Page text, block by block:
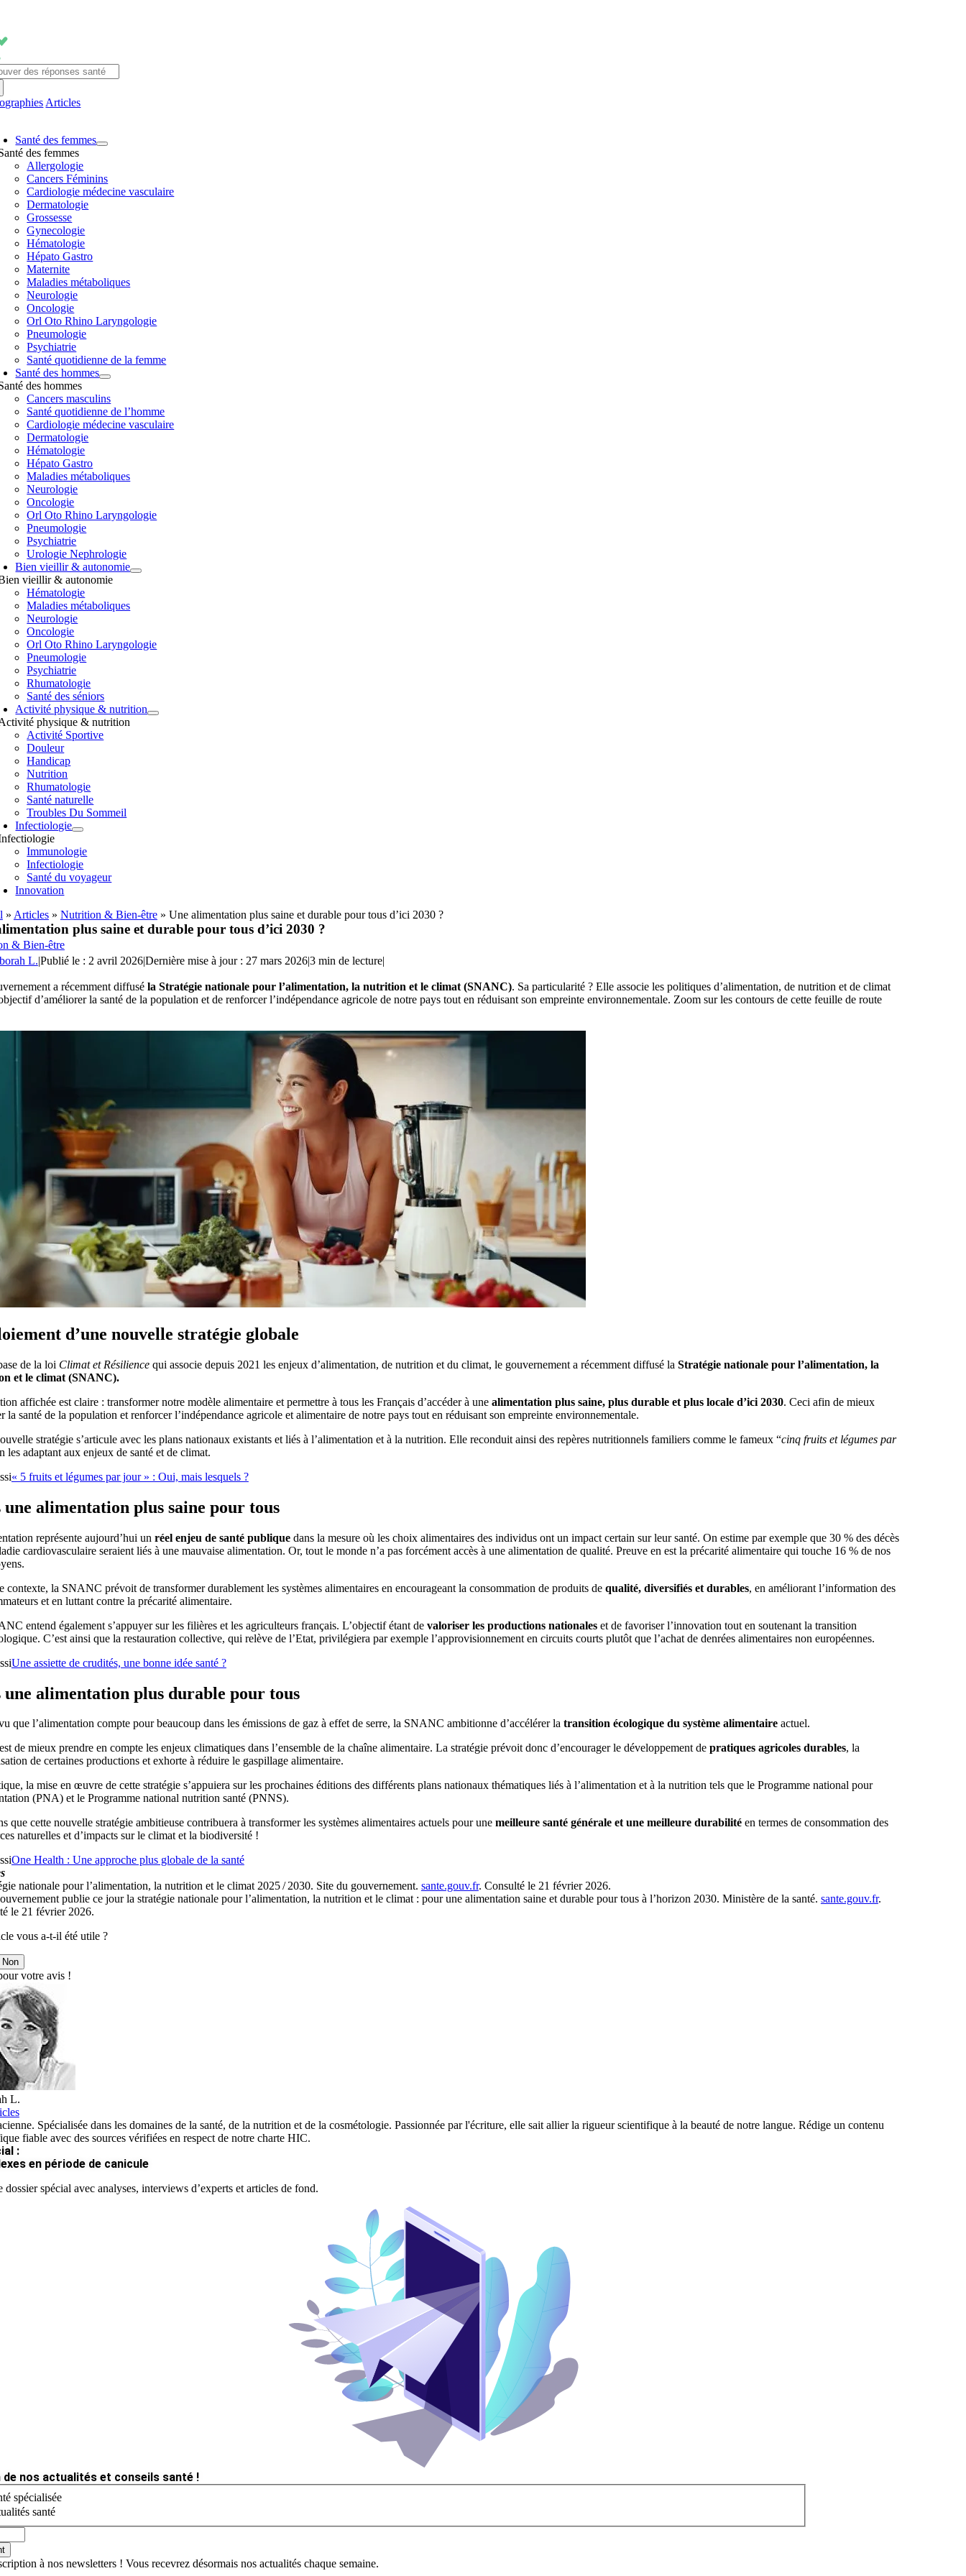
contenu
Articles
Santé des femmes
des femmes
Allergologie
Cancers Féminins
Cardiologie médecine vasculaire
Dermatologie
Grossesse
Gynecologie
Hématologie
Hépato Gastro
Maternite
Maladies métaboliques
Neurologie
Oncologie
Orl Oto Rhino Laryngologie
Pneumologie
Psychiatrie
Santé quotidienne de la femme
Santé des hommes
des hommes
Cancers masculins
Santé quotidienne de l’homme
Cardiologie médecine vasculaire
Dermatologie
Hématologie
Hépato Gastro
Maladies métaboliques
Neurologie
Oncologie
Orl Oto Rhino Laryngologie
Pneumologie
Psychiatrie
Urologie Nephrologie
Bien vieillir & autonomie
vieillir & autonomie
Hématologie
Maladies métaboliques
Neurologie
Oncologie
Orl Oto Rhino Laryngologie
Pneumologie
Psychiatrie
Rhumatologie
Santé des séniors
Activité physique & nutrition
physique & nutrition
Activité Sportive
Douleur
Handicap
Nutrition
Rhumatologie
Santé naturelle
Troubles Du Sommeil
Infectiologie
Immunologie
Infectiologie
Santé du voyageur
Innovation
» Articles» Nutrition & Bien-être» Une alimentation plus saine et durable pour tous d’ici 2030 ?
plus saine et durable pour tous d’ici 2030 ?
& Bien-être
L.|Publié le : 2 avril 2026|Dernière mise à jour : 27 mars 2026|3 min de lecture|
a récemment diffusé la Stratégie nationale pour l’alimentation, la nutrition et le climat (SNANC). Sa particularité ? Elle associe les politiques d’alimentation, de nutrition et de climat
d’améliorer la santé de la population et de renforcer l’indépendance agricole de notre pays tout en réduisant son empreinte environnementale. Zoom sur les contours de cette feuille de route
d’une nouvelle stratégie globale
de la loi Climat et Résiliencequi associe depuis 2021 les enjeux d’alimentation, de nutrition et du climat, le gouvernement a récemment diffusé la Stratégie nationale pour l’alimentation, la
et le climat (SNANC).
affichée est claire : transformer notre modèle alimentaire et permettre à tous les Français d’accéder à une alimentation plus saine, plus durable et plus locale d’ici 2030. Ceci afin de mieux
la santé de la population et renforcer l’indépendance agricole et alimentaire de notre pays tout en réduisant son empreinte environnementale.
stratégie s’articule avec les plans nationaux existants et liés à l’alimentation et à la nutrition. Elle reconduit ainsi des repères nutritionnels familiers comme le fameux “cinq fruits et légumes par
les adaptant aux enjeux de santé et de climat.
« 5 fruits et légumes par jour » : Oui, mais lesquels ?
une alimentation plus saine pour tous
représente aujourd’hui un réel enjeu de santé publiquedans la mesure où les choix alimentaires des individus ont un impact certain sur leur santé. On estime par exemple que 30 % des décès
cardiovasculaire seraient liés à une mauvaise alimentation. Or, tout le monde n’a pas forcément accès à une alimentation de qualité. Preuve en est la précarité alimentaire qui touche 16 % de nos
contexte, la SNANC prévoit de transformer durablement les systèmes alimentaires en encourageant la consommation de produits de qualité, diversifiés et durables, en améliorant l’information des
et en luttant contre la précarité alimentaire.
entend également s’appuyer sur les filières et les agriculteurs français. L’objectif étant de valoriser les productions nationaleset de favoriser l’innovation tout en soutenant la transition
C’est ainsi que la restauration collective, qui relève de l’Etat, privilégiera par exemple l’approvisionnement en circuits courts plutôt que l’achat de denrées alimentaires non européennes.
Une assiette de crudités, une bonne idée santé ?
une alimentation plus durable pour tous
que l’alimentation compte pour beaucoup dans les émissions de gaz à effet de serre, la SNANC ambitionne d’accélérer la transition écologique du système alimentaireactuel.
de mieux prendre en compte les enjeux climatiques dans l’ensemble de la chaîne alimentaire. La stratégie prévoit donc d’encourager le développement de pratiques agricoles durables, la
de certaines productions et exhorte à réduire le gaspillage alimentaire.
la mise en œuvre de cette stratégie s’appuiera sur les prochaines éditions des différents plans nationaux thématiques liés à l’alimentation et à la nutrition tels que le Programme national pour
(PNA) et le Programme national nutrition santé (PNNS).
que cette nouvelle stratégie ambitieuse contribuera à transformer les systèmes alimentaires actuels pour une meilleure santé générale et une meilleure durabilitéen termes de consommation des
naturelles et d’impacts sur le climat et la biodiversité !
One Health : Une approche plus globale de la santé
nationale pour l’alimentation, la nutrition et le climat 2025 / 2030. Site du gouvernement. sante.gouv.fr. Consulté le 21 février 2026.
publie ce jour la stratégie nationale pour l’alimentation, la nutrition et le climat : pour une alimentation saine et durable pour tous à l’horizon 2030. Ministère de la santé. sante.gouv.fr.
le 21 février 2026.
vous a-t-il été utile ?
Non
votre avis !
L.
Spécialisée dans les domaines de la santé, de la nutrition et de la cosmétologie. Passionnée par l'écriture, elle sait allier la rigueur scientifique à la beauté de notre langue. Rédige un contenu
fiable avec des sources vérifiées en respect de notre charte HIC.
:
en période de canicule
dossier spécial avec analyses, interviews d’experts et articles de fond.
de nos actualités et conseils santé !
spécialisée
santé
à nos newsletters ! Vous recevrez désormais nos actualités chaque semaine.